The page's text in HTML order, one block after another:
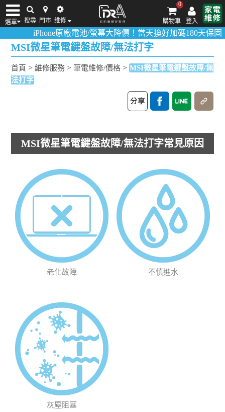
選單 搜尋 門市 维修 登入
0
購物車
iPhone維修/價格 筆電維修/價格 Android手機維修/價格 MacBook維修/價
iPhone原廠電池/螢幕大降價！當天換好加碼180天保固！活動
MSI微星筆電鍵盤故障/無法打字
首頁 >維修服務 >筆電維修/價格 > MSI微星筆電鍵盤故障/無
法打字
MSI微星筆電鍵盤故障/無法打字常見原因
老化故障 不慎進水
灰塵阻塞